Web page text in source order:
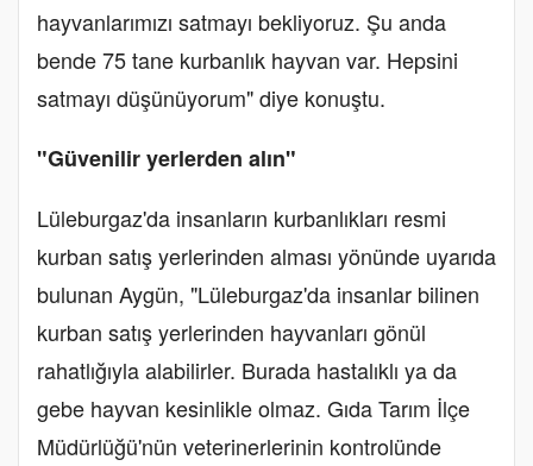
hayvanlarımızı satmayı bekliyoruz. Şu anda
bende 75 tane kurbanlık hayvan var. Hepsini
satmayı düşünüyorum" diye konuştu.
"Güvenilir yerlerden alın"
Lüleburgaz'da insanların kurbanlıkları resmi
kurban satış yerlerinden alması yönünde uyarıda
bulunan Aygün, "Lüleburgaz'da insanlar bilinen
kurban satış yerlerinden hayvanları gönül
rahatlığıyla alabilirler. Burada hastalıklı ya da
gebe hayvan kesinlikle olmaz. Gıda Tarım İlçe
Müdürlüğü'nün veterinerlerinin kontrolünde